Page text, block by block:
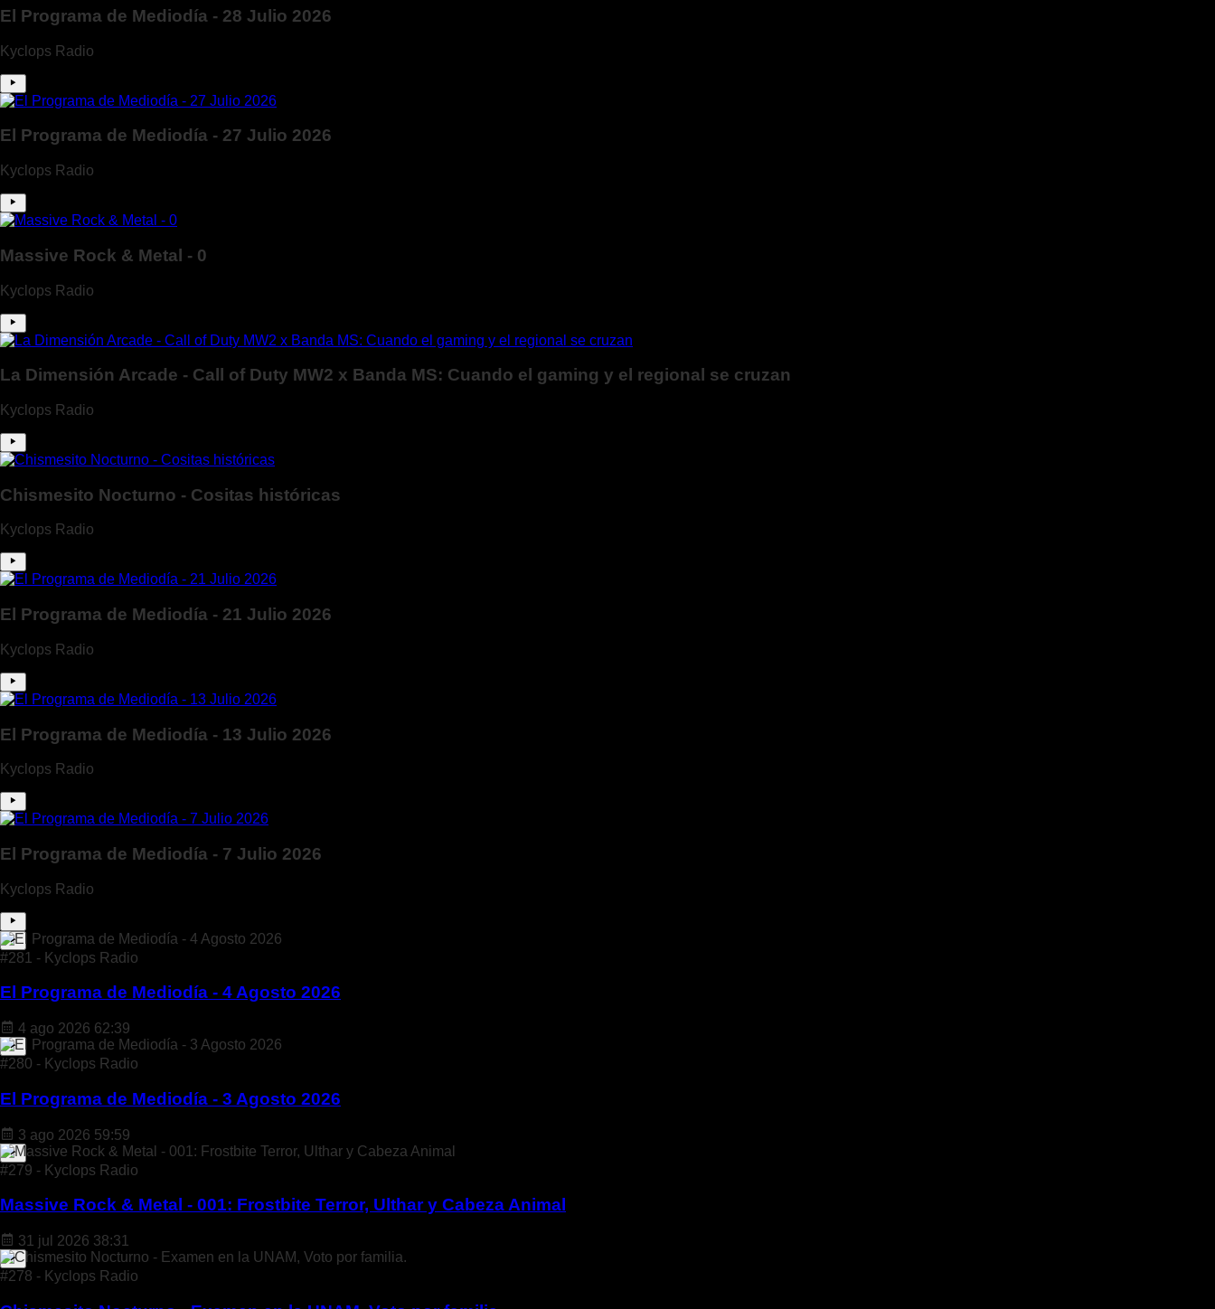
El Programa de Mediodía - 28 Julio 2026
Kyclops Radio
El Programa de Mediodía - 27 Julio 2026
Kyclops Radio
Massive Rock & Metal - 0
Kyclops Radio
La Dimensión Arcade - Call of Duty MW2 x Banda MS: Cuando el gaming y el regional se cruzan
Kyclops Radio
Chismesito Nocturno - Cositas históricas
Kyclops Radio
El Programa de Mediodía - 21 Julio 2026
Kyclops Radio
El Programa de Mediodía - 13 Julio 2026
Kyclops Radio
El Programa de Mediodía - 7 Julio 2026
Kyclops Radio
#281 - Kyclops Radio
El Programa de Mediodía - 4 Agosto 2026
4 ago 2026 62:39
#280 - Kyclops Radio
El Programa de Mediodía - 3 Agosto 2026
3 ago 2026 59:59
#279 - Kyclops Radio
Massive Rock & Metal - 001: Frostbite Terror, Ulthar y Cabeza Animal
31 jul 2026 38:31
#278 - Kyclops Radio